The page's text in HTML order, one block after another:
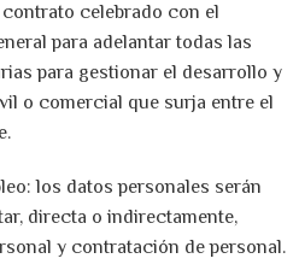
celebrado con el
para adelantar todas las
para gestionar el desarrollo y
o comercial que surja entre el
los datos personales serán
directa o indirectamente,
y contratación de personal.